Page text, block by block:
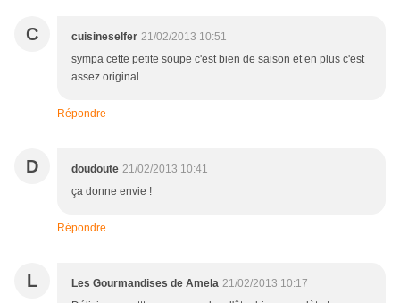
C cuisineselfer 21/02/2013 10:51
sympa cette petite soupe c'est bien de saison et en plus c'est
assez original
Répondre
D doudoute 21/02/2013 10:41
ça donne envie !
Répondre
L Les Gourmandises de Amela 21/02/2013 10:17